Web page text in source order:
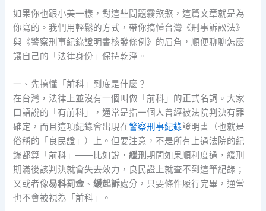
如果你也跟小美一樣，對這些問題霧煞煞，這篇文章就是為
你寫的。我們用輕鬆的方式，帶你搞懂台灣《刑事訴訟法》
與《警察刑事紀錄證明書核發條例》的眉角，順便聊聊怎麼
讓自己的「法律身份」保持乾淨。
一、先搞懂「前科」到底是什麼？
在台灣，法律上並沒有一個叫做「前科」的正式名詞。大家
口語說的「有前科」，通常是指一個人曾經被法院判決有罪
確定，而且這項紀錄會出現在警察刑事紀錄證明書（也就是
俗稱的「良民證」）上。但要注意，不是所有上過法院的紀
錄都算「前科」——比如說，緩刑期間如果順利度過，緩刑
期滿後該判決就會失去效力，良民證上就查不到這筆紀錄；
又或者像易科罰金 、緩起訴處分，只要條件履行完畢，通常
也不會被視為「前科」。